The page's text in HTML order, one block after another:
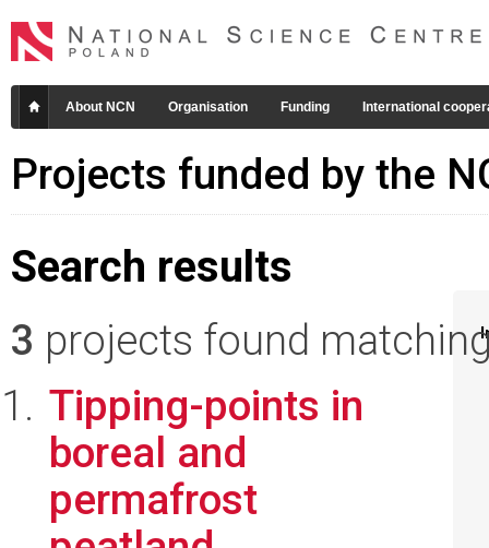
About NCN Organisation Funding International
Projects funded by the
Search results
3 projects found
Tipping-points in
boreal and
permafrost